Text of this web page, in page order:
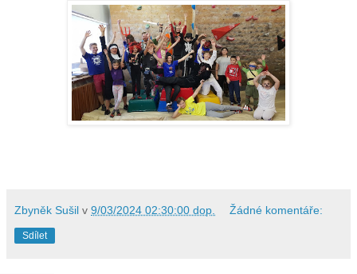
Zbyněk Sušil v 9/03/2024 02:30:00 dop. Žádné komentáře:
Sdílet